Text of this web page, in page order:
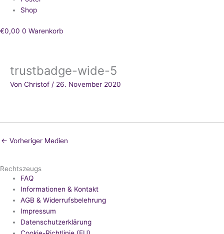
Shop
€0,00 0 Warenkorb
trustbadge-wide-5
Von Christof / 26. November 2020
← Vorheriger Medien
Rechtszeugs
FAQ
Informationen & Kontakt
AGB & Widerrufsbelehrung
Impressum
Datenschutzerklärung